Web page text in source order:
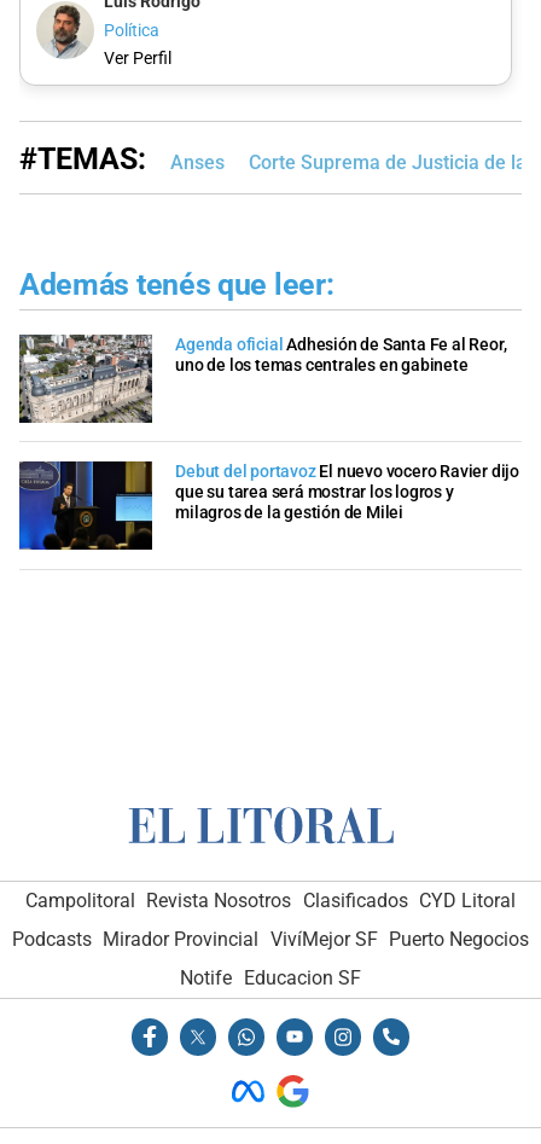
Política
Ver Perfil
#TEMAS: Anses Corte Suprema de Justicia de la
Además tenés que leer:
Agenda oficial Adhesión de Santa Fe al Reor,
uno de los temas centrales en gabinete
Debut del portavoz El nuevo vocero Ravier dijo
que su tarea será mostrar los logros y
milagros de la gestión de Milei
Campolitoral Revista Nosotros Clasificados CYD Litoral
Podcasts Mirador Provincial VivíMejor SF Puerto Negocios
Notife
Educacion SF